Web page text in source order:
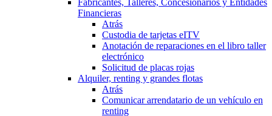
Fabricantes, Talleres, Concesionarios y Entidades
Financieras
Atrás
Custodia de tarjetas eITV
Anotación de reparaciones en el libro taller
electrónico
Solicitud de placas rojas
Alquiler, renting y grandes flotas
Atrás
Comunicar arrendatario de un vehículo en
renting